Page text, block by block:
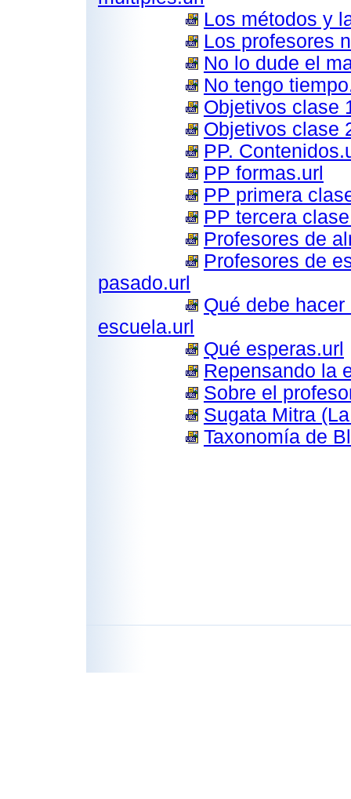
Los métodos y
Los profesores
No lo dude el
No tengo
Objetivos clase
Objetivos clase
PP.
PP formas.url
PP primera
PP tercera
Profesores de
Profesores de
pasado.url
Qué debe
escuela.url
Qué esperas.url
Repensando la
Sobre el
Sugata Mitra
Taxonomía de